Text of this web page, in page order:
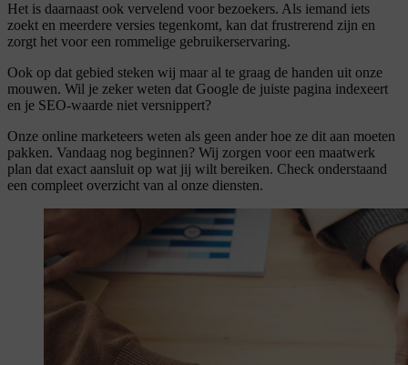
Het is daarnaast ook vervelend voor bezoekers. Als iemand iets
zoekt en meerdere versies tegenkomt, kan dat frustrerend zijn en
zorgt het voor een rommelige gebruikerservaring.
Ook op dat gebied steken wij maar al te graag de handen uit onze
mouwen. Wil je zeker weten dat Google de juiste pagina indexeert
en je SEO-waarde niet versnippert?
Onze online marketeers weten als geen ander hoe ze dit aan moeten
pakken. Vandaag nog beginnen? Wij zorgen voor een maatwerk
plan dat exact aansluit op wat jij wilt bereiken. Check onderstaand
een compleet overzicht van al onze diensten.